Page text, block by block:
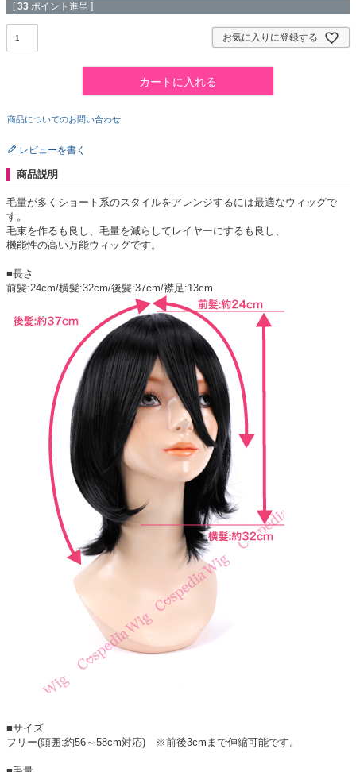
[ 33 ポイント進呈 ]
お気に入りに登録する
カートに入れる
商品についてのお問い合わせ
レビューを書く
商品説明
毛量が多くショート系のスタイルをアレンジするには最適なウィッグで
す。
毛束を作るも良し、毛量を減らしてレイヤーにするも良し、
機能性の高い万能ウィッグです。
■長さ
前髪:24cm/横髪:32cm/後髪:37cm/襟足:13cm
■サイズ
フリー(頭囲:約56～58cm対応) ※前後3cmまで伸縮可能です。